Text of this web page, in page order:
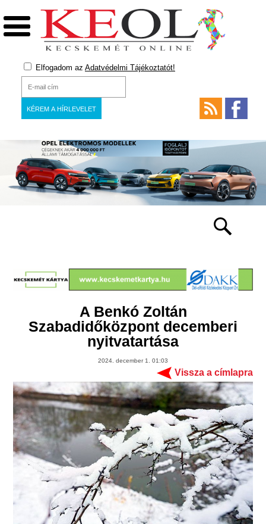
Elfogadom az Adatvédelmi Tájékoztatót!
A Benkó Zoltán
Szabadidőközpont decemberi
nyitvatartása
2024. december 1. 01:03
Vissza a címlapra